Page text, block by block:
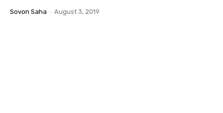
Sovon Saha - August 3, 2019